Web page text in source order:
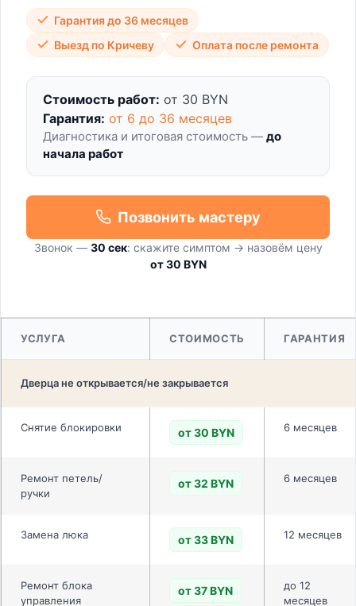
Гарантия до 36 месяцев
Выезд по Кричеву
Оплата после ремонта
Стоимость работ: от 30 BYN
Гарантия: от 6 до 36 месяцев
Диагностика и итоговая стоимость — до
начала работ
Позвонить мастеру
Звонок — 30 сек: скажите симптом → назовём цену
от 30 BYN
УСЛУГА СТОИМОСТЬ ГАРАНТИЯ
Дверца не открывается/не закрывается
Снятие блокировки от 30 BYN 6 месяцев
Ремонт петель/
ручки
от 32 BYN 6 месяцев
Замена люка от 33 BYN 12 месяцев
Ремонт блока
управления
от 37 BYN
до 12
месяцев